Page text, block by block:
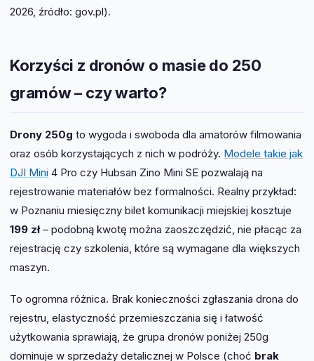
2026, źródło: gov.pl).
Korzyści z dronów o masie do 250
gramów – czy warto?
Drony 250g to wygoda i swoboda dla amatorów filmowania
oraz osób korzystających z nich w podróży. Modele takie jak
DJI Mini 4 Pro czy Hubsan Zino Mini SE pozwalają na
rejestrowanie materiałów bez formalności. Realny przykład:
w Poznaniu miesięczny bilet komunikacji miejskiej kosztuje
199 zł– podobną kwotę można zaoszczędzić, nie płacąc za
rejestrację czy szkolenia, które są wymagane dla większych
maszyn.
To ogromna różnica. Brak konieczności zgłaszania drona do
rejestru, elastyczność przemieszczania się i łatwość
użytkowania sprawiają, że grupa dronów poniżej 250g
dominuje w sprzedaży detalicznej w Polsce (choć brak